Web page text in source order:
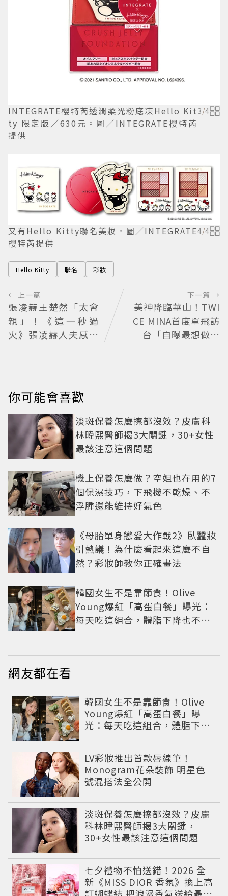
INTEGRATE櫻特芮透潤柔光粉底凍Hello Kit
ty 限定版／630元。圖／INTEGRATE櫻特芮
提供
3/4
又有Hello Kitty聯名美妝。圖／INTEGRATE
櫻特芮提供
4/4
Hello Kitty 聯名 彩妝
← 上一篇
張凌赫王楚然「太會
親」！《這一秒過
火》張凌赫人夫感爆
下一篇 →
美神降臨華山！TWI
CE MINA首度單飛訪
台「自曝最想做這
你可能會喜歡
淡斑保養怎麼擦都沒效？皮膚科
林暐熙醫師揭3大關鍵，30+女性
最該注意這個問題
機上保養怎麼做？空姐也在用的7
個保濕技巧，下飛機不乾燥、不
浮腫還能維持好氣色
《母胎單身戀愛大作戰2》臥蠶妝
引熱議！為什麼看起來這麼不自
然？彩妝師教你正確畫法
韓國女生不是靠節食！Olive
Young爆紅「高蛋白餐」曝光：
每天吃這組合，體脂下降也不怕
網友都在看
韓國女生不是靠節食！Olive
Young爆紅「高蛋白餐」曝
光：每天吃這組合，體脂下降
LV彩妝推出首款唇線筆！
Monogram花朵裝飾 明星色
號混搭法全公開
淡斑保養怎麼擦都沒效？皮膚
科林暐熙醫師揭3大關鍵，
30+女性最該注意這個問題
七夕禮物不怕送錯！2026 全
新《MISS DIOR 香氛》換上高